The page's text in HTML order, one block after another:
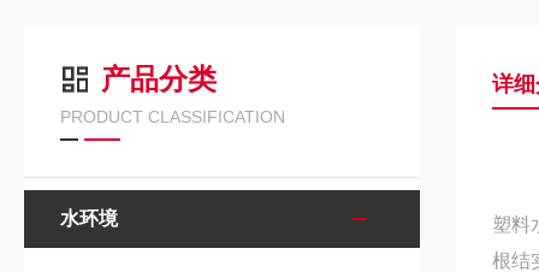
产品分类
PRODUCT CLASSIFICATION
水环境
详
塑料
根结